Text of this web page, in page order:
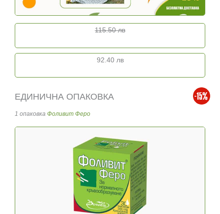
115.50 лв
92.40 лв
ЕДИНИЧНА ОПАКОВКА
1 опаковка Фоливит Феро